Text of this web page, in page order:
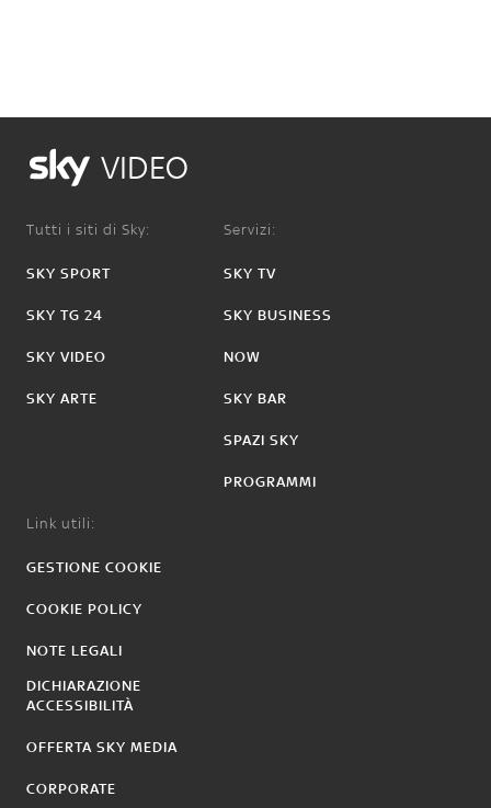
VIDEO
Tutti i siti di Sky:
SKY SPORT
SKY TG 24
SKY VIDEO
SKY ARTE
Servizi:
SKY TV
SKY BUSINESS
NOW
SKY BAR
SPAZI SKY
PROGRAMMI
Link utili:
GESTIONE COOKIE
COOKIE POLICY
NOTE LEGALI
DICHIARAZIONE
ACCESSIBILITÀ
OFFERTA SKY MEDIA
CORPORATE